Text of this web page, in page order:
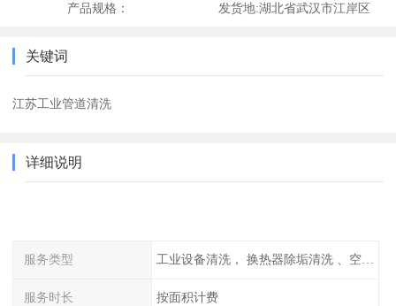
产品规格： 发货地:湖北省武汉市江岸区
关键词
江苏工业管道清洗
详细说明
服务类型 工业设备清洗， 换热器除垢清洗 、空调清洗等
服务时长 按面积计费